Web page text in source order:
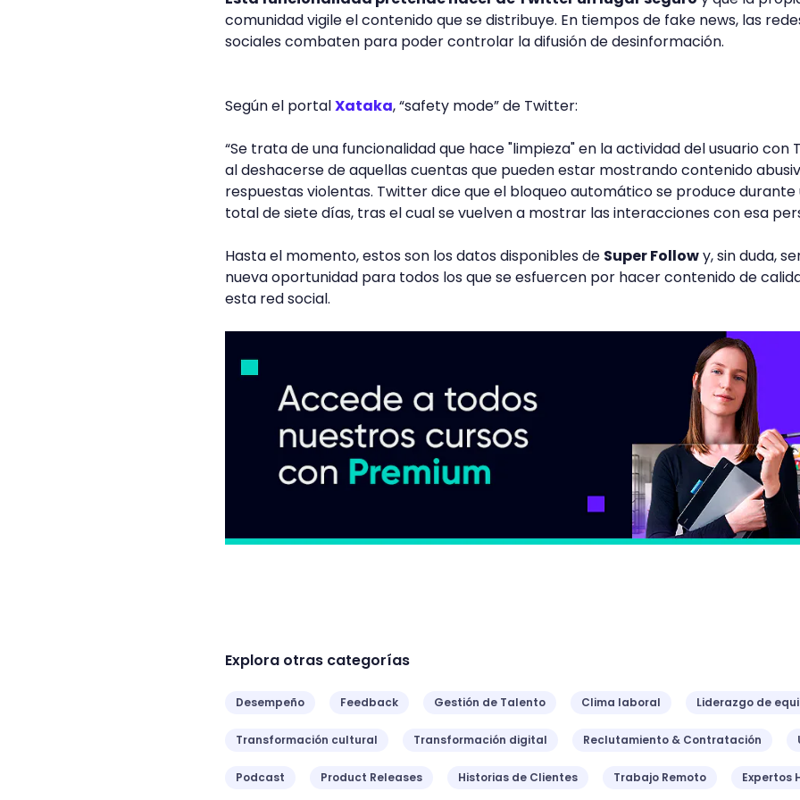
comunidad vigile el contenido que se distribuye. En tiempos de fake news, las
sociales combaten para poder controlar la difusión de desinformación.